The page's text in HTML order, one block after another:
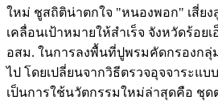
ใหม่ ชูสถิติน่าตกใจ "หนองพอก" เสี่ยง
เคลื่อนเป้าหมายให้สำเร็จ จังหวัดร้อย
อสม. ในการลงพื้นที่ปูพรมคัดกรองกลุ่
ไป โดยเปลี่ยนจากวิธีตรวจอุจจาระแบ
เป็นการใช้นวัตกรรมใหม่ล่าสุดคือ ชุด